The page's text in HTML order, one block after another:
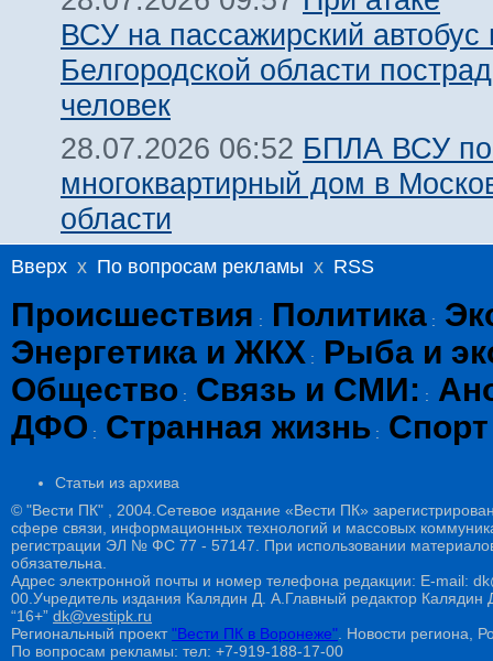
ВСУ на пассажирский автобус
Белгородской области
человек
28.07.2026 06:52 БПЛА ВСУ
многоквартирный дом в
области
Вверх x По вопросам рекламы x RSS
Происшествия : Политика :
Энергетика и ЖКХ :
Рыба и
Общество : Связь и СМИ: :
ДФО : Странная жизнь : Спорт
Статьи из архива
© "Вести ПК" , 2004.Сетевое издание «Вести ПК»
сфере связи, информационных технологий и массовых
регистрации ЭЛ № ФС 77 - 57147. При использовании
обязательна.
Адрес электронной почты и номер телефона редакции: E-mail:
00.Учредитель издания Калядин Д. А.Главный редактор
“16+” dk@vestipk.ru
Региональный проект"Вести ПК в Воронеже" . Новости региона,
По вопросам рекламы: тел: +7-919-188-17-00